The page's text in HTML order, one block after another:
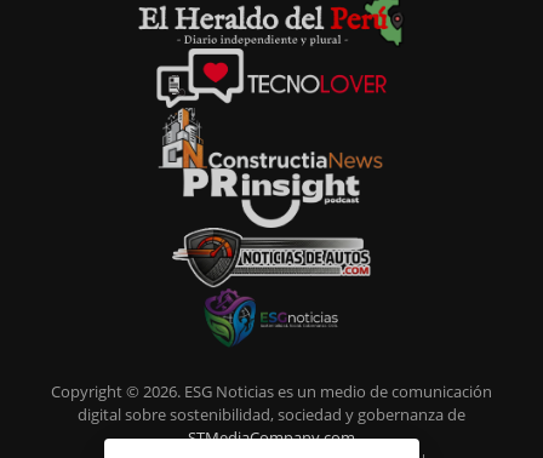
Copyright © 2026. ESG Noticias es un medio de comunicación
digital sobre sostenibilidad, sociedad y gobernanza de
STMediaCompany.com